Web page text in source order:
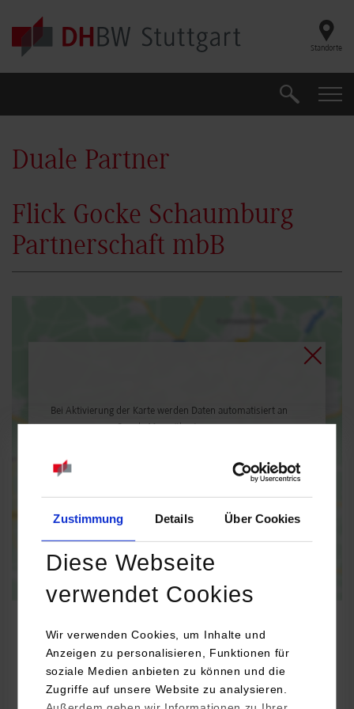
Zustimmung Details Über Cookies
Diese Webseite
verwendet Cookies
Wir verwenden Cookies, um Inhalte und
Anzeigen zu personalisieren, Funktionen für
soziale Medien anbieten zu können und die
Zugriffe auf unsere Website zu analysieren.
Skip to main content
Standorte
Suche
Duale Partner
Flick Gocke Schaumburg
Partnerschaft mbB
Bei Aktivierung der Karte werden Daten automatisiert an
Google Maps übertragen.
Einmalig aktivieren
RSW / Steuern- und Prüfungswesen